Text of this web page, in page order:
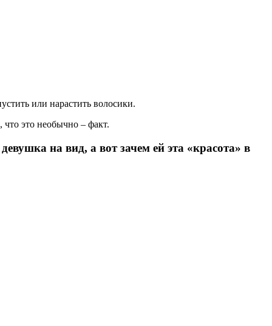
или нарастить волосики.
это необычно – факт.
на вид, а вот зачем ей эта «красота» в